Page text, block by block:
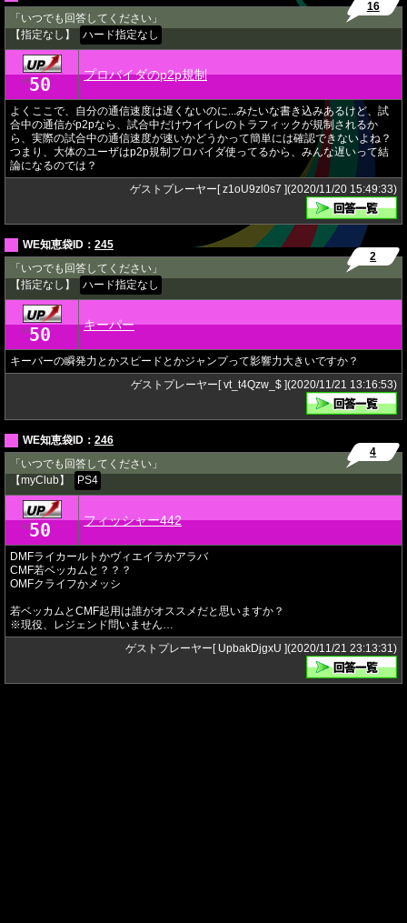
「いつでも回答してください」
【指定なし】
ハード指定なし
16
★ 50 プロバイダのp2p規制
よくここで、自分の通信速度は遅くないのに...みたいな書き込みあるけど、試
合中の通信がp2pなら、試合中だけウイイレのトラフィックが規制されるか
ら、実際の試合中の通信速度が速いかどうかって簡単には確認できないよね？
つまり、大体のユーザはp2p規制プロバイダ使ってるから、みんな遅いって結
論になるのでは？
ゲストプレーヤー[ z1oU9zl0s7 ](2020/11/20 15:49:33)
WE知恵袋ID： 245
「いつでも回答してください」
【指定なし】
ハード指定なし
2
★ 50 キーパー
キーパーの瞬発力とかスピードとかジャンプって影響力大きいですか？
ゲストプレーヤー[ vt_t4Qzw_$ ](2020/11/21 13:16:53)
WE知恵袋ID： 246
「いつでも回答してください」
【myClub】
PS4
4
★ 50 フィッシャー442
DMFライカールトかヴィエイラかアラバ
CMF若ベッカムと？？？
OMFクライフかメッシ
若ベッカムとCMF起用は誰がオススメだと思いますか？
※現役、レジェンド問いません…
ゲストプレーヤー[ UpbakDjgxU ](2020/11/21 23:13:31)